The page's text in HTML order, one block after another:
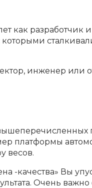
как разработчик
инженер или
платформы
весов.
-качества» Вы
Очень